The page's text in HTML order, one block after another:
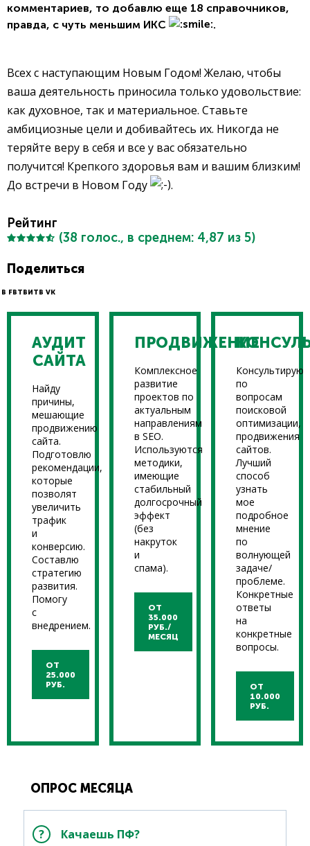
комментариев, то добавлю еще 18 справочников,
правда, с чуть меньшим ИКС
.
Всех с наступающим Новым Годом! Желаю, чтобы
ваша деятельность приносила только удовольствие:
как духовное, так и материальное. Ставьте
амбициозные цели и добивайтесь их. Никогда не
теряйте веру в себя и все у вас обязательно
получится! Крепкого здоровья вам и вашим близким!
До встречи в Новом Году
.
Рейтинг
(38 голос., в среднем: 4,87 из 5)
Поделиться
В FBТВИТВ VK
АУДИТ
САЙТА
Найду
причины,
мешающие
продвижению
сайта.
Подготовлю
рекомендации,
которые
позволят
увеличить
трафик
и
конверсию.
Составлю
стратегию
развития.
Помогу
с
внедрением.
ОТ
25.000
РУБ.
ПРОДВИЖЕНИЕ
Комплексное
развитие
проектов по
актуальным
направлениям
в SEO.
Используются
методики,
имеющие
стабильный
долгосрочный
эффект
(без
накруток
и
спама).
ОТ
35.000
РУБ./
МЕСЯЦ
Консультирую
по
вопросам
поисковой
оптимизации,
продвижения
сайтов.
Лучший
способ
узнать
мое
подробное
мнение
по
волнующей
задаче/
проблеме.
Конкретные
ответы
на
конкретные
вопросы.
ОТ
10.000
РУБ.
ОПРОС МЕСЯЦА
Качаешь ПФ?